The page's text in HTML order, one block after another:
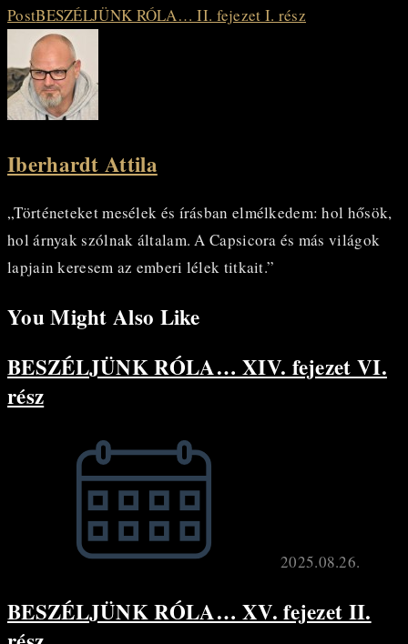
PostBESZÉLJÜNK RÓLA… II. fejezet I. rész
Iberhardt Attila
„Történeteket mesélek és írásban elmélkedem: hol hősök,
hol árnyak szólnak általam. A Capsicora és más világok
lapjain keresem az emberi lélek titkait.”
You Might Also Like
BESZÉLJÜNK RÓLA… XIV. fejezet VI.
rész
2025.08.26.
BESZÉLJÜNK RÓLA… XV. fejezet II.